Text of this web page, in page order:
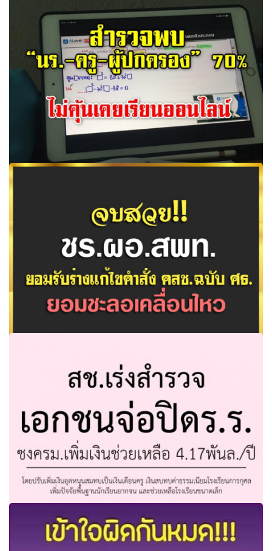
มาแล้ว คุรุสภา เปิดรับฟัง ความคิดเห็น เกี่ยวกับ ร่าง
พรบ.สภาครูและบุคลากรทางการศึกษา ฉบับที่…. พ.ศ. …….
สำรวจพบ “นร.-ครู-ผู้ปกครอง” 70% ไม่คุ้นเคยเรียนออนไลน์
จบสวย!! ชร.ผอ.สพท.ยอมรับร่างแก้ไขคำสั่ง คสช.ฉบับ ศธ. ยอม
ชะลอเคลื่อนไหว
สช.เร่งสำรวจเอกชนจ่อปิดร.ร. ชงครม.เพิ่มเงินช่วยเหลือ
4.17พันล./ปี